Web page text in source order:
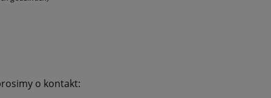
o kontakt: